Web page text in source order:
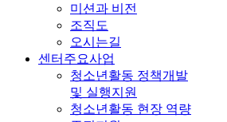
미션과 비전
조직도
오시는길
센터주요사업
청소년활동 정책개발
및 실행지원
청소년활동 현장 역량